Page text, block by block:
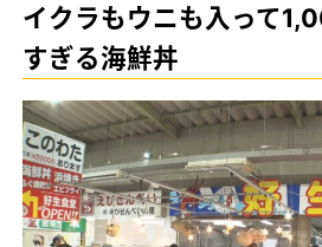
イクラもウニも入って
すぎる海鮮丼